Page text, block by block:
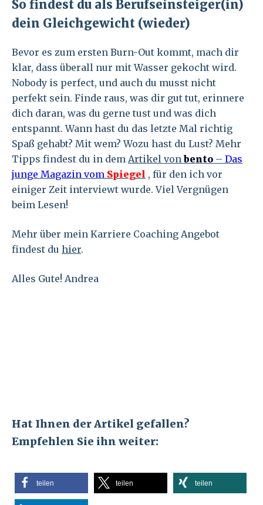
So findest du als Berufseinsteiger(in)
dein Gleichgewicht (wieder)
Bevor es zum ersten Burn-Out kommt, mach dir
klar, dass überall nur mit Wasser gekocht wird.
Nobody is perfect, und auch du musst nicht
perfekt sein. Finde raus, was dir gut tut, erinnere
dich daran, was du gerne tust und was dich
entspannt. Wann hast du das letzte Mal richtig
Spaß gehabt? Mit wem? Wozu hast du Lust? Mehr
Tipps findest du in dem Artikel von bento – Das
junge Magazin vom Spiegel , für den ich vor
einiger Zeit interviewt wurde. Viel Vergnügen
beim Lesen!
Mehr über mein Karriere Coaching Angebot
findest du hier.
Alles Gute! Andrea
Hat Ihnen der Artikel gefallen?
Empfehlen Sie ihn weiter:
teilen teilen teilen